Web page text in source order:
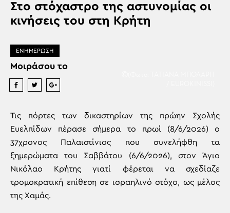
Στο στόχαστρο της αστυνομίας οι
κινήσεις του στη Κρήτη
ΕΝΗΜΕΡΩΣΗ
Μοιράσου το
Τις πόρτες των δικαστηρίων της πρώην Σχολής
Ευελπίδων πέρασε σήμερα το πρωί (8/6/2026) ο
37χρονος Παλαιστίνιος που συνελήφθη τα
ξημερώματα του Σαββάτου (6/6/2026), στον Άγιο
Νικόλαο Κρήτης γιατί φέρεται να σχεδίαζε
τρομοκρατική επίθεση σε ισραηλινό στόχο, ως μέλος
της Χαμάς.